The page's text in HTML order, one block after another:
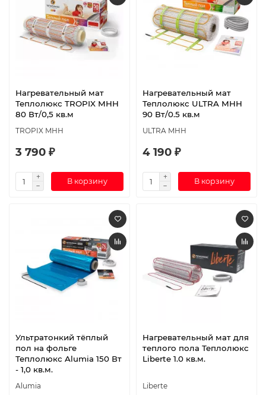
Нагревательный мат
Теплолюкс TROPIX МНН
80 Вт/0,5 кв.м
TROPIX МНН
3 790 ₽
В корзину
Нагревательный мат
Теплолюкс ULTRA МНН
90 Вт/0.5 кв.м
ULTRA МНН
4 190 ₽
В корзину
Ультратонкий тёплый
пол на фольге
Теплолюкс Alumia 150 Вт
- 1,0 кв.м.
Alumia
Нагревательный мат для
теплого пола Теплолюкс
Liberte 1.0 кв.м.
Liberte